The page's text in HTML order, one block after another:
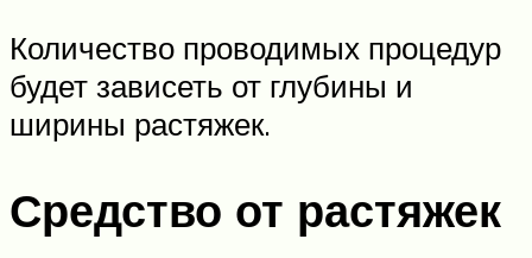
Количество проводимых процедур
будет зависеть от глубины и
ширины растяжек.
Средство от растяжек